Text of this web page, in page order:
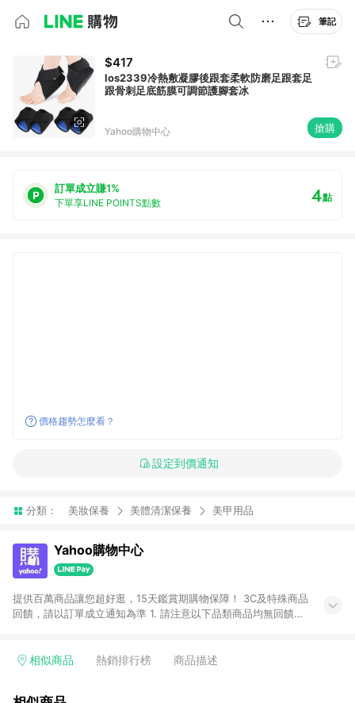
筆記
$417
los2339冷熱敷凝膠後跟套柔軟防磨足跟套足
跟骨刺足底筋膜可調節護腳套冰
Yahoo購物中心 搶購
訂單成立賺1%
下單享LINE POINTS點數 4點
價格趨勢怎麼看？
設定到價通知
分類： 美妝保養 美體清潔保養 美甲用品
Yahoo購物中心
提供百萬商品讓您超好逛，15天鑑賞期購物保障！ 3C及特殊商品
回饋，請以訂單成立通知為準 1. 請注意以下品類商品均無回饋：
電玩/遊戲/相機/單眼/鏡頭/拍立得 [2024/6/1起適用] -內接硬
相似商品 熱銷排行榜 商品描述